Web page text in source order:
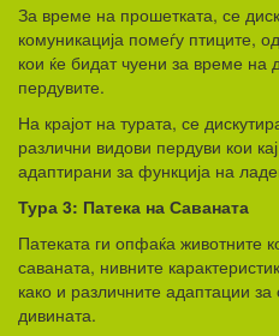
За време на прошетката, се
комуникација помеѓу птиците,
кои ќе бидат чуени за време на
пердувите.
На крајот на турата, се
различни видови пердуви кои
адаптирани за функција на
Тура 3: Патека на Саваната
Патеката ги опфаќа животните
саваната, нивните
како и различните адаптации
дивината.